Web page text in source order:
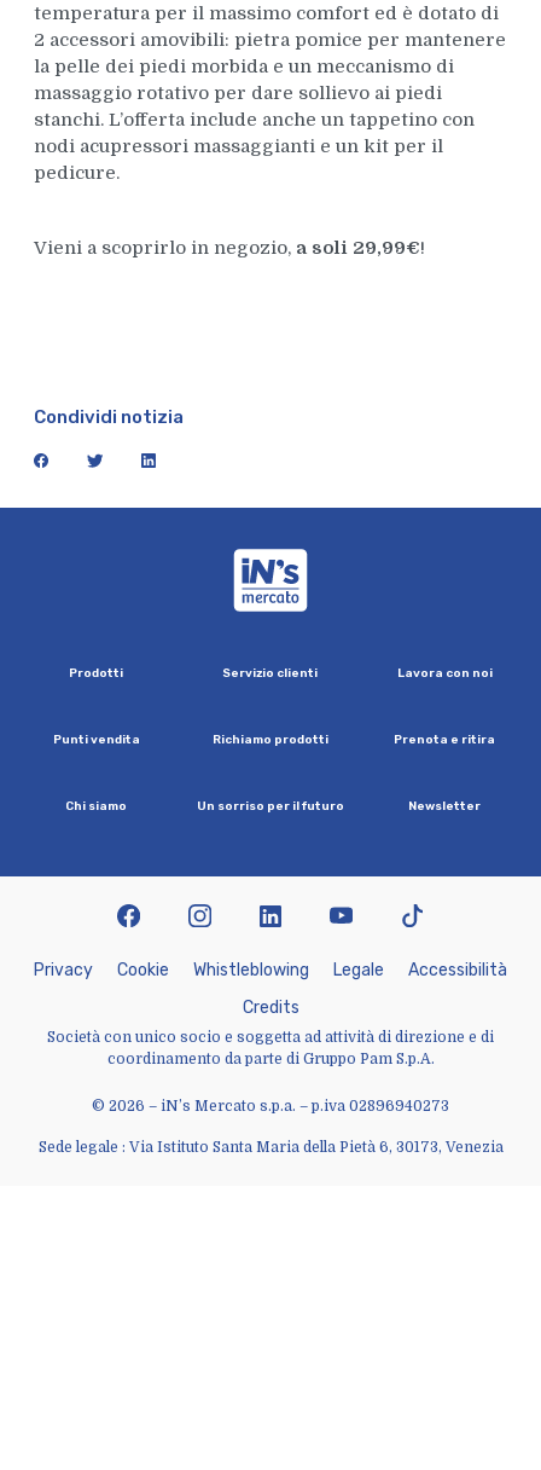
temperatura per il massimo comfort ed è dotato di
2 accessori amovibili: pietra pomice per mantenere
la pelle dei piedi morbida e un meccanismo di
massaggio rotativo per dare sollievo ai piedi
stanchi. L’offerta include anche un tappetino con
nodi acupressori massaggianti e un kit per il
pedicure.
Vieni a scoprirlo in negozio, a soli 29,99€!
Condividi notizia
facebook twitter linkedin
Prodotti Servizio clienti Lavora con noi
Puntivendita Richiamo prodotti Prenota e ritira
Chi siamo Un sorriso per ilfuturo Newsletter
© 2026 – iN’s Mercato s.p.a. – p.iva 02896940273
Sede legale : Via Istituto Santa Maria della Pietà 6, 30173, Venezia
Privacy Cookie Whist eb owing Lega e Accessibi ità
Credits
Società con unico socio e soggetta ad attività di direzione e di
coordinamento da parte di Gruppo Pam S.p.A.
facebookinstagramlinkedin youtubetiktok